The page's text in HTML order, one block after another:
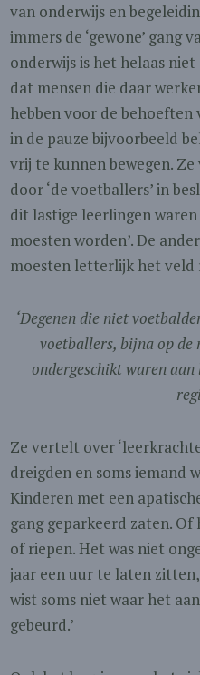
van onderwijs en
immers de ‘gewone’ gang
onderwijs is het helaas
dat mensen die daar
hebben voor de behoeften
in de pauze bijvoorbeeld
vrij te kunnen bewegen.
door ‘de voetballers’ in
dit lastige leerlingen
moesten worden’. De
moesten letterlijk het veld
‘Degenen die niet
voetballers, bijna op
ondergeschikt waren
Ze vertelt over
dreigden en soms iemand
Kinderen met een
gang geparkeerd zaten.
of riepen. Het was niet
jaar een uur te laten
wist soms niet waar het
gebeurd.’